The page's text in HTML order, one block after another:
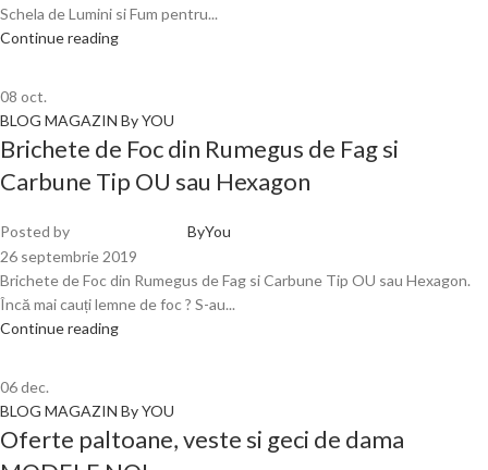
Schela de Lumini si Fum pentru...
Continue reading
08 oct.
BLOG MAGAZIN By YOU
Brichete de Foc din Rumegus de Fag si
Carbune Tip OU sau Hexagon
Posted by
ByYou
26 septembrie 2019
Brichete de Foc din Rumegus de Fag si Carbune Tip OU sau Hexagon.
Încă mai cauți lemne de foc ? S-au...
Continue reading
06dec.
BLOG MAGAZIN By YOU
Oferte paltoane, veste si geci de dama